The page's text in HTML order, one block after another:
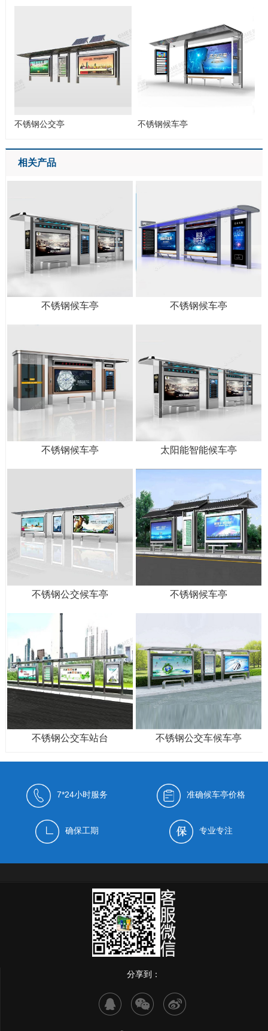
不锈钢公交亭 不锈钢候车亭
相关产品
不锈钢候车亭 不锈钢候车亭
不锈钢候车亭 太阳能智能候车亭
不锈钢公交候车亭 不锈钢候车亭
不锈钢公交车站台 不锈钢公交车候车亭
7*24小时服务 准确候车亭价格
确保工期 专业专注
分享到：